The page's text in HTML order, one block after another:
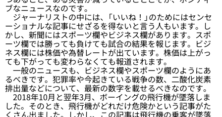
ブなニュースなのです。
ジャーナリストの中には、「いいね！」のためにはセンセ
ーショナルな記事にせざるを得ないと言う人もいます。し
かし、新聞にはスポーツ欄やビジネス欄があります。スポ
ーツ欄では勝っても負けても試合の結果を報じます。ビジ
ネス欄には株価や為替レートが出ています。株価は上がっ
ても下がっても変わらなくても報道されます。
一般のニュースも、ビジネス欄やスポーツ欄のようにあ
るべきです。犯罪率や今起きている戦争の数、二酸化炭素
排出量などについて、最新の数字を載せるべきなのです。
2018年10月と翌年3月、ボーイングの飛行機が墜落しま
した。そのとき、飛行機がどれだけ危険かという記事がた
くさん出ました。しかし、この記事は飛行機の乗客が墜落